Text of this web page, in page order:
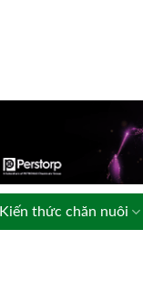
Kiến thức chăn nuôi